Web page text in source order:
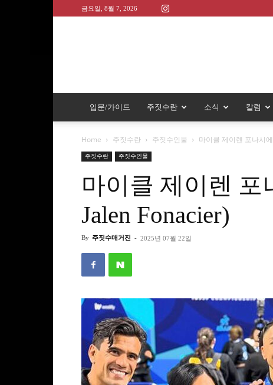
금요일, 8월 7, 2026
입문/가이드 주짓수란 소식 칼럼
Home 주짓수란 주짓수인물 마이클 제이렌 포나시
주짓수란 주짓수인물
마이클 제이렌 포
Jalen Fonacier)
By 주짓수매거진 - 2025년 07월 22일